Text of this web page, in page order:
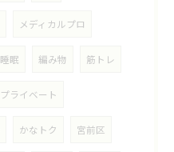
メディカルプロ
睡眠 編み物 筋トレ
プライベート
かなトク 宮前区